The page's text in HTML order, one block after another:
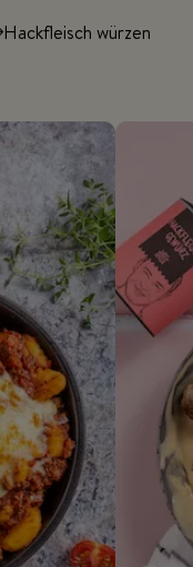
Hackfleisch würzen